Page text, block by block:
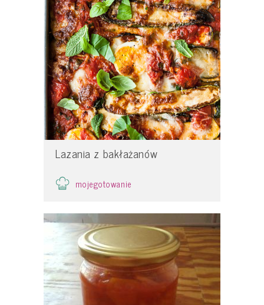
Lazania z bakłażanów
mojegotowanie